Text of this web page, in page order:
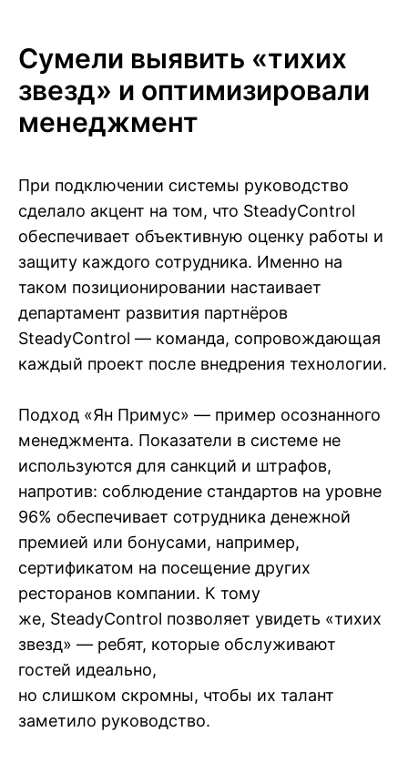
Сумели выявить «тихих
звезд» и оптимизировали
менеджмент
При подключении системы руководство
сделало акцент на том, что SteadyControl
обеспечивает объективную оценку работы и
защиту каждого сотрудника. Именно на
таком позиционировании настаивает
департамент развития партнёров
SteadyControl — команда, сопровождающая
каждый проект после внедрения технологии.
Подход «Ян Примус» — пример осознанного
менеджмента. Показатели в системе не
используются для санкций и штрафов,
напротив: соблюдение стандартов на уровне
96% обеспечивает сотрудника денежной
премией или бонусами, например,
сертификатом на посещение других
ресторанов компании. К тому
же, SteadyControl позволяет увидеть «тихих
звезд» — ребят, которые обслуживают
гостей идеально,
но слишком скромны, чтобы их талант
заметило руководство.